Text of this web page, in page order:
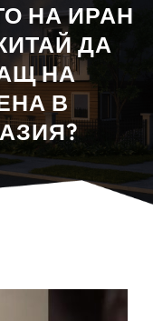
НА ИРАН
ДА
НА
В